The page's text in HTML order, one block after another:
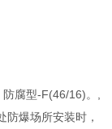
腐型-F(46/16)。,
爆场所安装时，